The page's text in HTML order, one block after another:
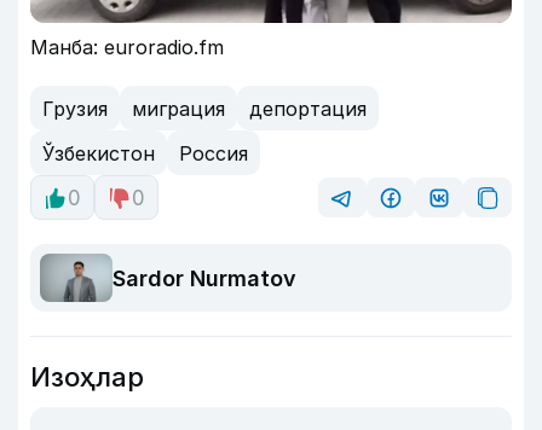
Манба: euroradio.fm
Грузия миграция
депортация
Ўзбекистон
Россия
0
0
Sardor Nurmatov
Изоҳлар